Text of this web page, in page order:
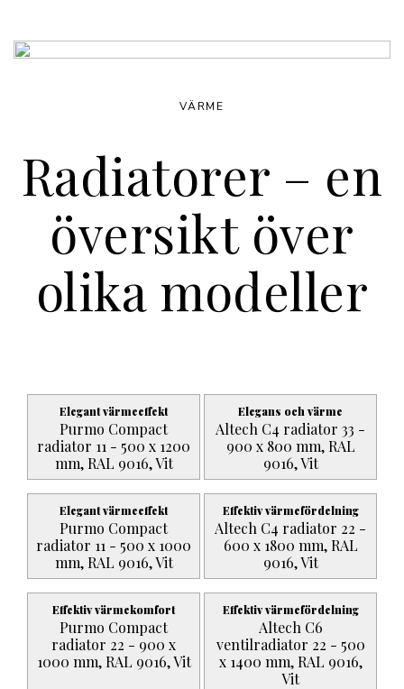
Radiatorer – en
översikt över
olika modeller
VÄRME
Elegant värmeeffekt
Purmo Compact
radiator 11 - 500 x 1200
mm, RAL 9016, Vit
Elegans och värme
Altech C4 radiator 33 -
900 x 800 mm, RAL
9016, Vit
Elegant värmeeffekt
Purmo Compact
radiator 11 - 500 x 1000
mm, RAL 9016, Vit
Effektiv värmefördelning
Altech C4 radiator 22 -
600 x 1800 mm, RAL
9016, Vit
Effektiv värmekomfort
Purmo Compact
radiator 22 - 900 x
1000 mm, RAL 9016, Vit
Effektiv värmefördelning
Altech C6
ventilradiator 22 - 500
x 1400 mm, RAL 9016,
Vit